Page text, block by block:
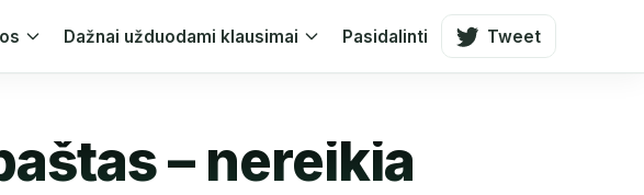
Dažnai užduodami klausimai Pasidalinti Tweet
– nereikia